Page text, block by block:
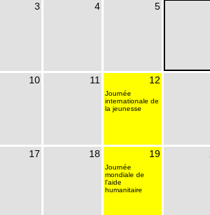
3 4 5
10 11 12
Journée
internationale de
la jeunesse
17 18 19
Journée
mondiale de
l'aide
humanitaire